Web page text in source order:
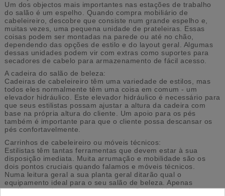
Um dos objectos mais importantes nas estações de trabalho
do salão é um espelho. Quando compra mobiliário de
cabeleireiro, descobre que consiste num grande espelho e,
muitas vezes, uma pequena unidade de prateleiras. Essas
coisas podem ser montadas na parede ou até no chão,
dependendo das opções de estilo e do layout geral. Algumas
dessas unidades podem vir com extras como suportes para
secadores de cabelo para armazenamento de fácil acesso.
A cadeira do salão de beleza:
Cadeiras de cabeleireiro têm uma variedade de estilos, mas
todos eles normalmente têm uma coisa em comum - um
elevador hidráulico. Este elevador hidráulico é necessário para
que seus estilistas possam ajustar a altura da cadeira com
base na própria altura do cliente. Um apoio para os pés
também é importante para que o cliente possa descansar os
pés confortavelmente.
Carrinhos de cabeleireiro ou móveis técnicos:
Estilistas têm tantas ferramentas que devem estar à sua
disposição imediata. Muita arrumação e mobilidade são os
dois pontos cruciais quando falamos e móveis técnicos.
Numa leitura geral a sua planta geral ditarão qual o
equipamento ideal para o seu salão de beleza. Apenas
certifique-se de que seus estilistas estão providos de bastante